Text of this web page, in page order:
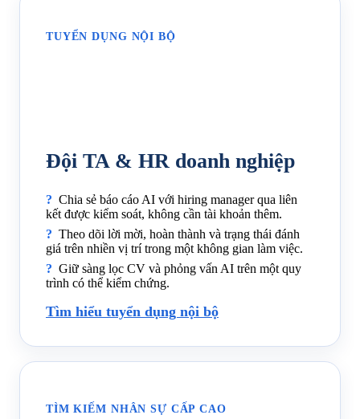
TUYỂN DỤNG NỘI BỘ
Đội TA & HR doanh nghiệp
Chia sẻ báo cáo AI với hiring manager qua liên
kết được kiểm soát, không cần tài khoản thêm.
Theo dõi lời mời, hoàn thành và trạng thái đánh
giá trên nhiền vị trí trong một không gian làm việc.
Giữ sàng lọc CV và phỏng vấn AI trên một quy
trình có thể kiểm chứng.
Tìm hiểu tuyển dụng nội bộ
TÌM KIẾM NHÂN SỰ CẤP CAO